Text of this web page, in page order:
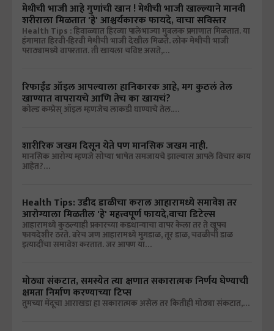
मेथीची भाजी आहे गुणांची खान ! मेथीची भाजी खाल्ल्याने मानवी
शरीराला मिळतात 'हे' आश्चर्यकारक फायदे, वाचा सविस्तर
Health Tips : हिवाळ्यात हिरव्या पालेभाज्या मुबलक प्रमाणात मिळतात. या
हंगामात हिरवी-हिरवी मेथीची भाजी देखील मिळते. लोक मेथीची भाजी
पराठ्यामध्ये वापरतात. ती खायला चविष्ट असते,…
रिफाईंड ऑइल आपल्याला हानिकारक आहे, मग कुठलं तेल
खाण्यात वापरायचे आणि तेच का खायचं?
कोल्ड कम्प्रेस् ऑइल म्हणजेच लाकडी घाण्याचे तेल.…
शारीरिक जखम दिसून येते पण मानसिक जखम नाही.
मानसिक आरोग्य म्हणजे सोप्या भाषेत समजायचे झाल्यास आपले विचार काय
आहेत?…
Health Tips: उडीद डाळीचा कराल आहारामध्ये समावेश तर
आरोग्याला मिळतील 'हे' महत्त्वपूर्ण फायदे,वाचा डिटेल्स
आहारामध्ये कुठल्याही प्रकारच्या कडधान्याचा वापर केला तर ते खूपच
फायदेशीर ठरते. बरेच जण आहारामध्ये मुगडाळ, तूर डाळ, चवळीची डाळ
इत्यादींचा समावेश करतात. जर आपण या…
मोठ्या संकटात, समस्येत त्या क्षणात सकारात्मक निर्णय घेण्याची
क्षमता निर्माण करण्याच्या टिप्स
तुमच्या मेंदूचा आराखडा हा सकारात्मक असेल तर कितीही मोठ्या संकटात,…